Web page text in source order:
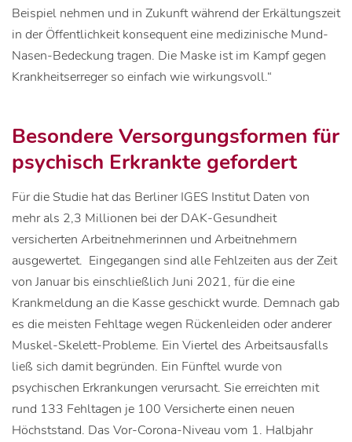
Beispiel nehmen und in Zukunft während der Erkältungszeit
in der Öffentlichkeit konsequent eine medizinische Mund-
Nasen-Bedeckung tragen. Die Maske ist im Kampf gegen
Krankheitserreger so einfach wie wirkungsvoll.“
Besondere Versorgungsformen für
psychisch Erkrankte gefordert
Für die Studie hat das Berliner IGES Institut Daten von
mehr als 2,3 Millionen bei der DAK-Gesundheit
versicherten Arbeitnehmerinnen und Arbeitnehmern
ausgewertet. Eingegangen sind alle Fehlzeiten aus der Zeit
von Januar bis einschließlich Juni 2021, für die eine
Krankmeldung an die Kasse geschickt wurde. Demnach gab
es die meisten Fehltage wegen Rückenleiden oder anderer
Muskel-Skelett-Probleme. Ein Viertel des Arbeitsausfalls
ließ sich damit begründen. Ein Fünftel wurde von
psychischen Erkrankungen verursacht. Sie erreichten mit
rund 133 Fehltagen je 100 Versicherte einen neuen
Höchststand. Das Vor-Corona-Niveau vom 1. Halbjahr